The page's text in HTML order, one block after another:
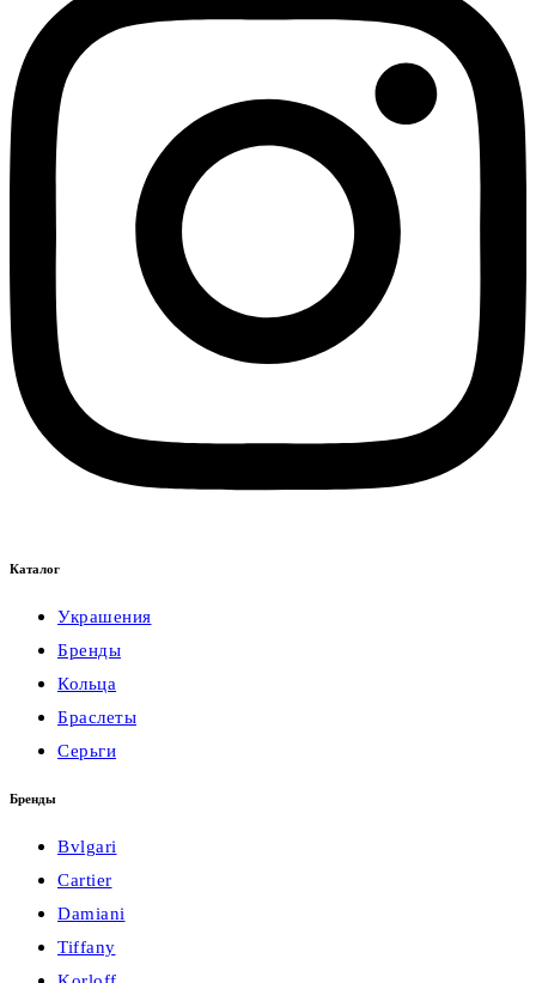
Каталог
Украшения
Бренды
Кольца
Браслеты
Серьги
Бренды
Bvlgari
Cartier
Damiani
Tiffany